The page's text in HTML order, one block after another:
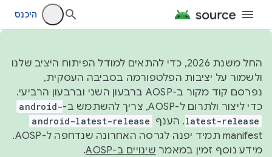
היכנס
החל משנת 2026, כדי להתאים למודל הפיתוח היציב שלנו
ולשמור על יציבות הפלטפורמה בסביבה העסקית,
נפרסם קוד מקור ב-AOSP ברבעון השני וברבעון הרביעי.
כדי ליצור ולתרום ל-AOSP, צריך להשתמש ב-
android-
latest-release. הענף android-latest-release
manifest תמיד יפנה לגרסה האחרונה שנדחפה ל-AOSP.
מידע נוסף זמין במאמר שינויים ב-AOSP .